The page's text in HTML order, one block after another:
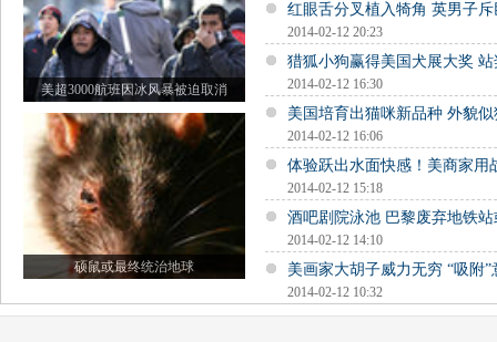
美超3000航班因冰风暴被迫取消
硕鼠或最终统治地球
红眼舌分叉植入犄角 英男子
2014-02-12 20:23
猎狐小狗赢得美国犬展大奖 站
2014-02-12 16:30
美国培育出猫咪新品种 外貌
2014-02-12 16:06
体验跃出水面快感！美商家用
2014-02-12 15:18
酒吧剧院泳池 巴黎废弃地铁
2014-02-12 14:10
美画家大胡子威力无穷 “吸附
2014-02-12 10:32